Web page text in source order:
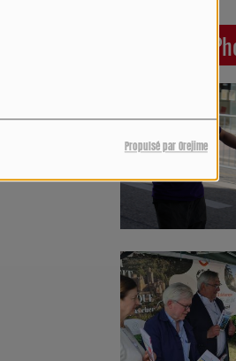
Propulsé par Orejime
Dernières